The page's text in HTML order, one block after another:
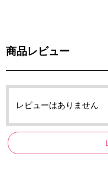
商品レビュー
レビューはありません